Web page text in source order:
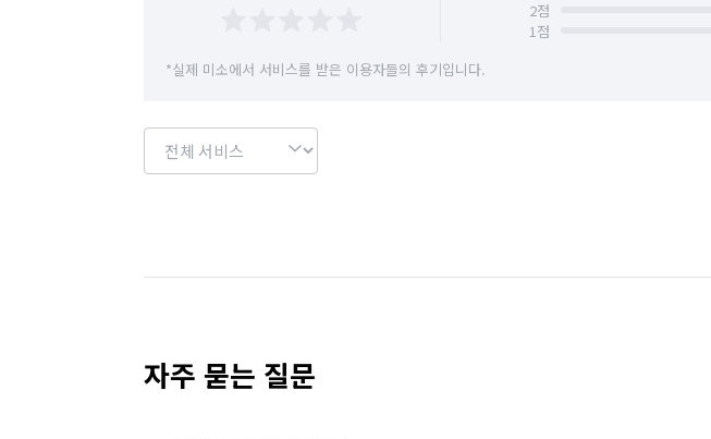
2점
1점
*실제 미소에서 서비스를 받은 이용자들의 후기입니다.
자주 묻는 질문